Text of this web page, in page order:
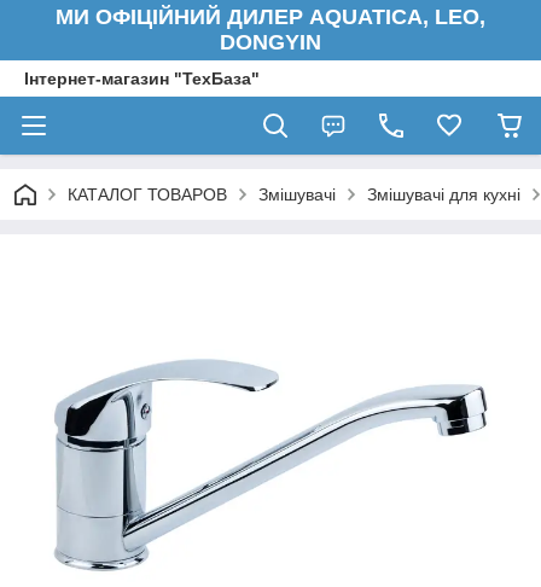
МИ ОФІЦІЙНИЙ ДИЛЕР AQUATICA, LEO,
DONGYIN
Інтернет-магазин "ТехБаза"
КАТАЛОГ ТОВАРОВ Змішувачі Змішувачі для кухні